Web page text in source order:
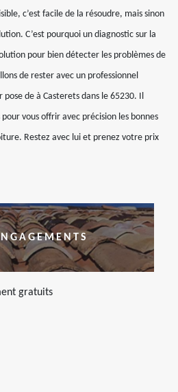
c’est facile de la résoudre, mais sinon
C’est pourquoi un diagnostic sur la
pour bien détecter les problèmes de
de rester avec un professionnel
de à Casterets dans le 65230. Il
vous offrir avec précision les bonnes
Restez avec lui et prenez votre prix
gratuits